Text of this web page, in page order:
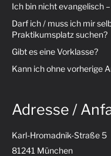
Ich bin nicht evangelisch
Darf ich / muss ich mir
Praktikumsplatz suchen?
Gibt es eine Vorklasse?
Kann ich ohne vorherige
Adresse /
Karl-Hromadnik-Straße 5
81241 München